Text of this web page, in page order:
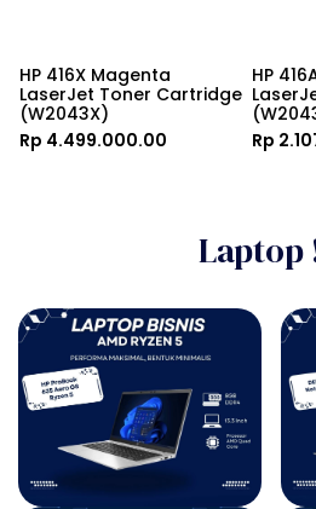
HP 416X Magenta
LaserJet Toner Cartridge
(W2043X)
Rp 4.499.000.00
HP
Rp
Laptop